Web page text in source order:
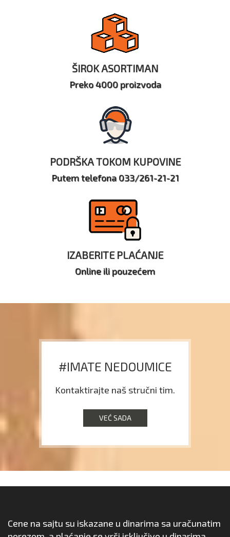
ŠIROK ASORTIMAN
Preko 4000 proizvoda
PODRŠKA TOKOM KUPOVINE
Putem telefona 033/261-21-21
IZABERITE PLAĆANJE
Online ili pouzećem
#IMATE NEDOUMICE
Kontaktirajte naš stručni tim.
VEĆ SADA
Cene na sajtu su iskazane u dinarima sa uračunatim